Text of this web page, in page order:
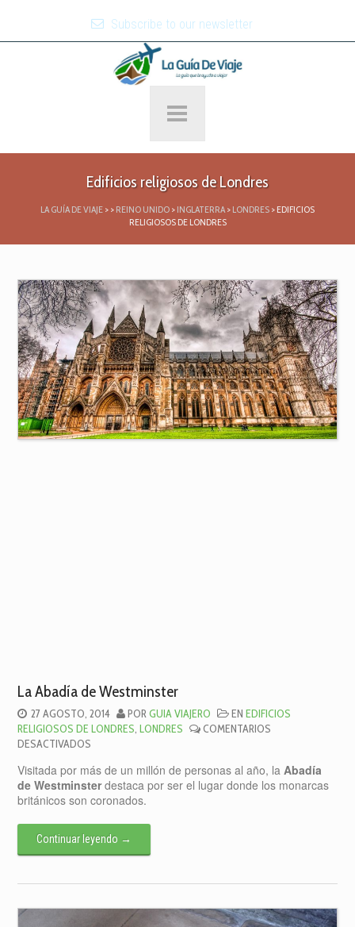
Subscribe to our newsletter
Edificios religiosos de Londres
LA GUÍA DE VIAJE > > REINO UNIDO > INGLATERRA > LONDRES > EDIFICIOS
RELIGIOSOS DE LONDRES
La Abadía de Westminster
27 AGOSTO, 2014 PORGUIA VIAJERO ENEDIFICIOS
RELIGIOSOS DE LONDRES,LONDRES
COMENTARIOS
DESACTIVADOS
ABADÍA
DE
WESTMINSTER
Visitada por más de un millón de personas al año, laAbadía
de Westminster destaca por ser el lugar donde los monarcas
británicos son coronados.
Continuar leyendo →